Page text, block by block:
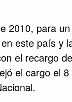
2010, para
este país y
el recargo
el cargo el